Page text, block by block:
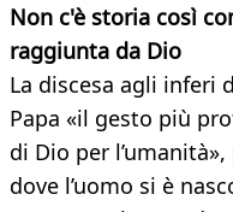
Non c'è storia così
raggiunta da Dio
La discesa agli inferi
Papa «il gesto più
di Dio per
dove l’uomo si è